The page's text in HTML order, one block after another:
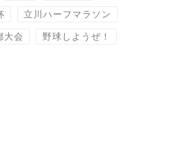
立川ハーフマラソン
大会 野球しようぜ！